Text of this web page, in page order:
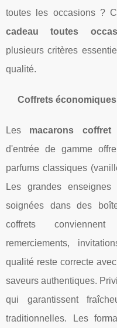
toutes les occasions ?
cadeau toutes
plusieurs critères
qualité.
Coffrets économiques
Les macarons
d'entrée de gamme
parfums classiques
Les grandes enseignes
soignées dans des
coffrets
remerciements,
qualité reste correcte
saveurs authentiques.
qui garantissent
traditionnelles. Les